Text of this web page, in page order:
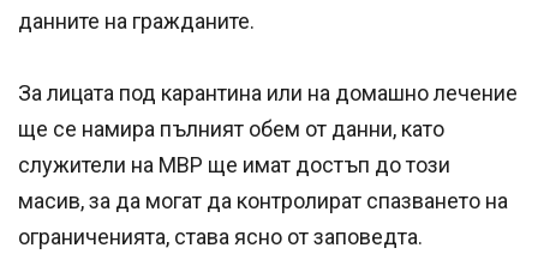
данните на гражданите.
За лицата под карантина или на домашно лечение
ще се намира пълният обем от данни, като
служители на МВР ще имат достъп до този
масив, за да могат да контролират спазването на
ограниченията, става ясно от заповедта.